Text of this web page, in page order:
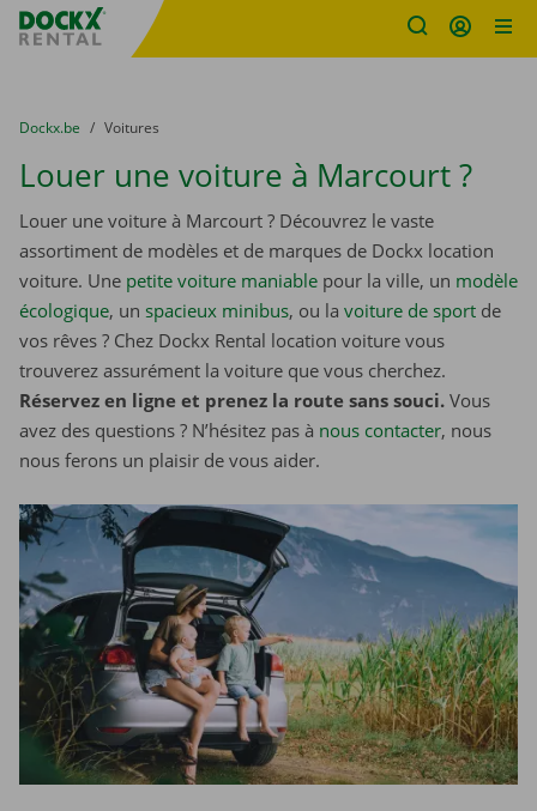
sitename
You are here:
du
Dockx.be to
Voitures
Louer une voiture à Marcourt ?
Louer une voiture à Marcourt ? Découvrez le vaste
assortiment de modèles et de marques de Dockx location
voiture. Une petite voiture maniable pour la ville, un modèle
écologique, un spacieux minibus, ou la voiture de sport de
vos rêves ? Chez Dockx Rental location voiture vous
trouverez assurément la voiture que vous cherchez.
Réservez en ligne et prenez la route sans souci. Vous
avez des questions ? N’hésitez pas à nous contacter, nous
nous ferons un plaisir de vous aider.